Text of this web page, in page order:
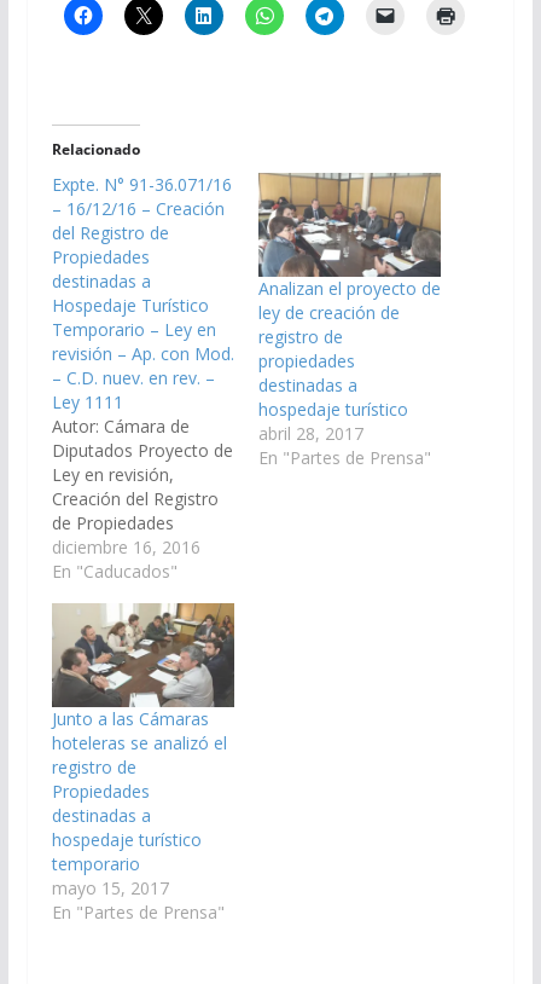
Relacionado
Expte. N° 91-36.071/16
– 16/12/16 – Creación
del Registro de
Propiedades
destinadas a
Hospedaje Turístico
Temporario – Ley en
revisión – Ap. con Mod.
– C.D. nuev. en rev. –
Ley 1111
Autor: Cámara de
Diputados Proyecto de
Ley en revisión,
Creación del Registro
de Propiedades
destinadas a
Hospedaje Turístico
provincia de Salta.
(Expte. N° 91-
36.071/16 - A la
Comisión de Turismo y
Deportes). Aprobado
con Modificaciones el
09/11/2017 Cámara de
Diputados
nuevamente en
revisión Ley 1111, de
fecha…
diciembre 16, 2016
En "Caducados"
Analizan el proyecto de
ley de creación de
registro de
propiedades
destinadas a
hospedaje turístico
abril 28, 2017
En "Partes de Prensa"
Junto a las Cámaras
hoteleras se analizó el
registro de
Propiedades
destinadas a
hospedaje turístico
temporario
mayo 15, 2017
En "Partes de Prensa"